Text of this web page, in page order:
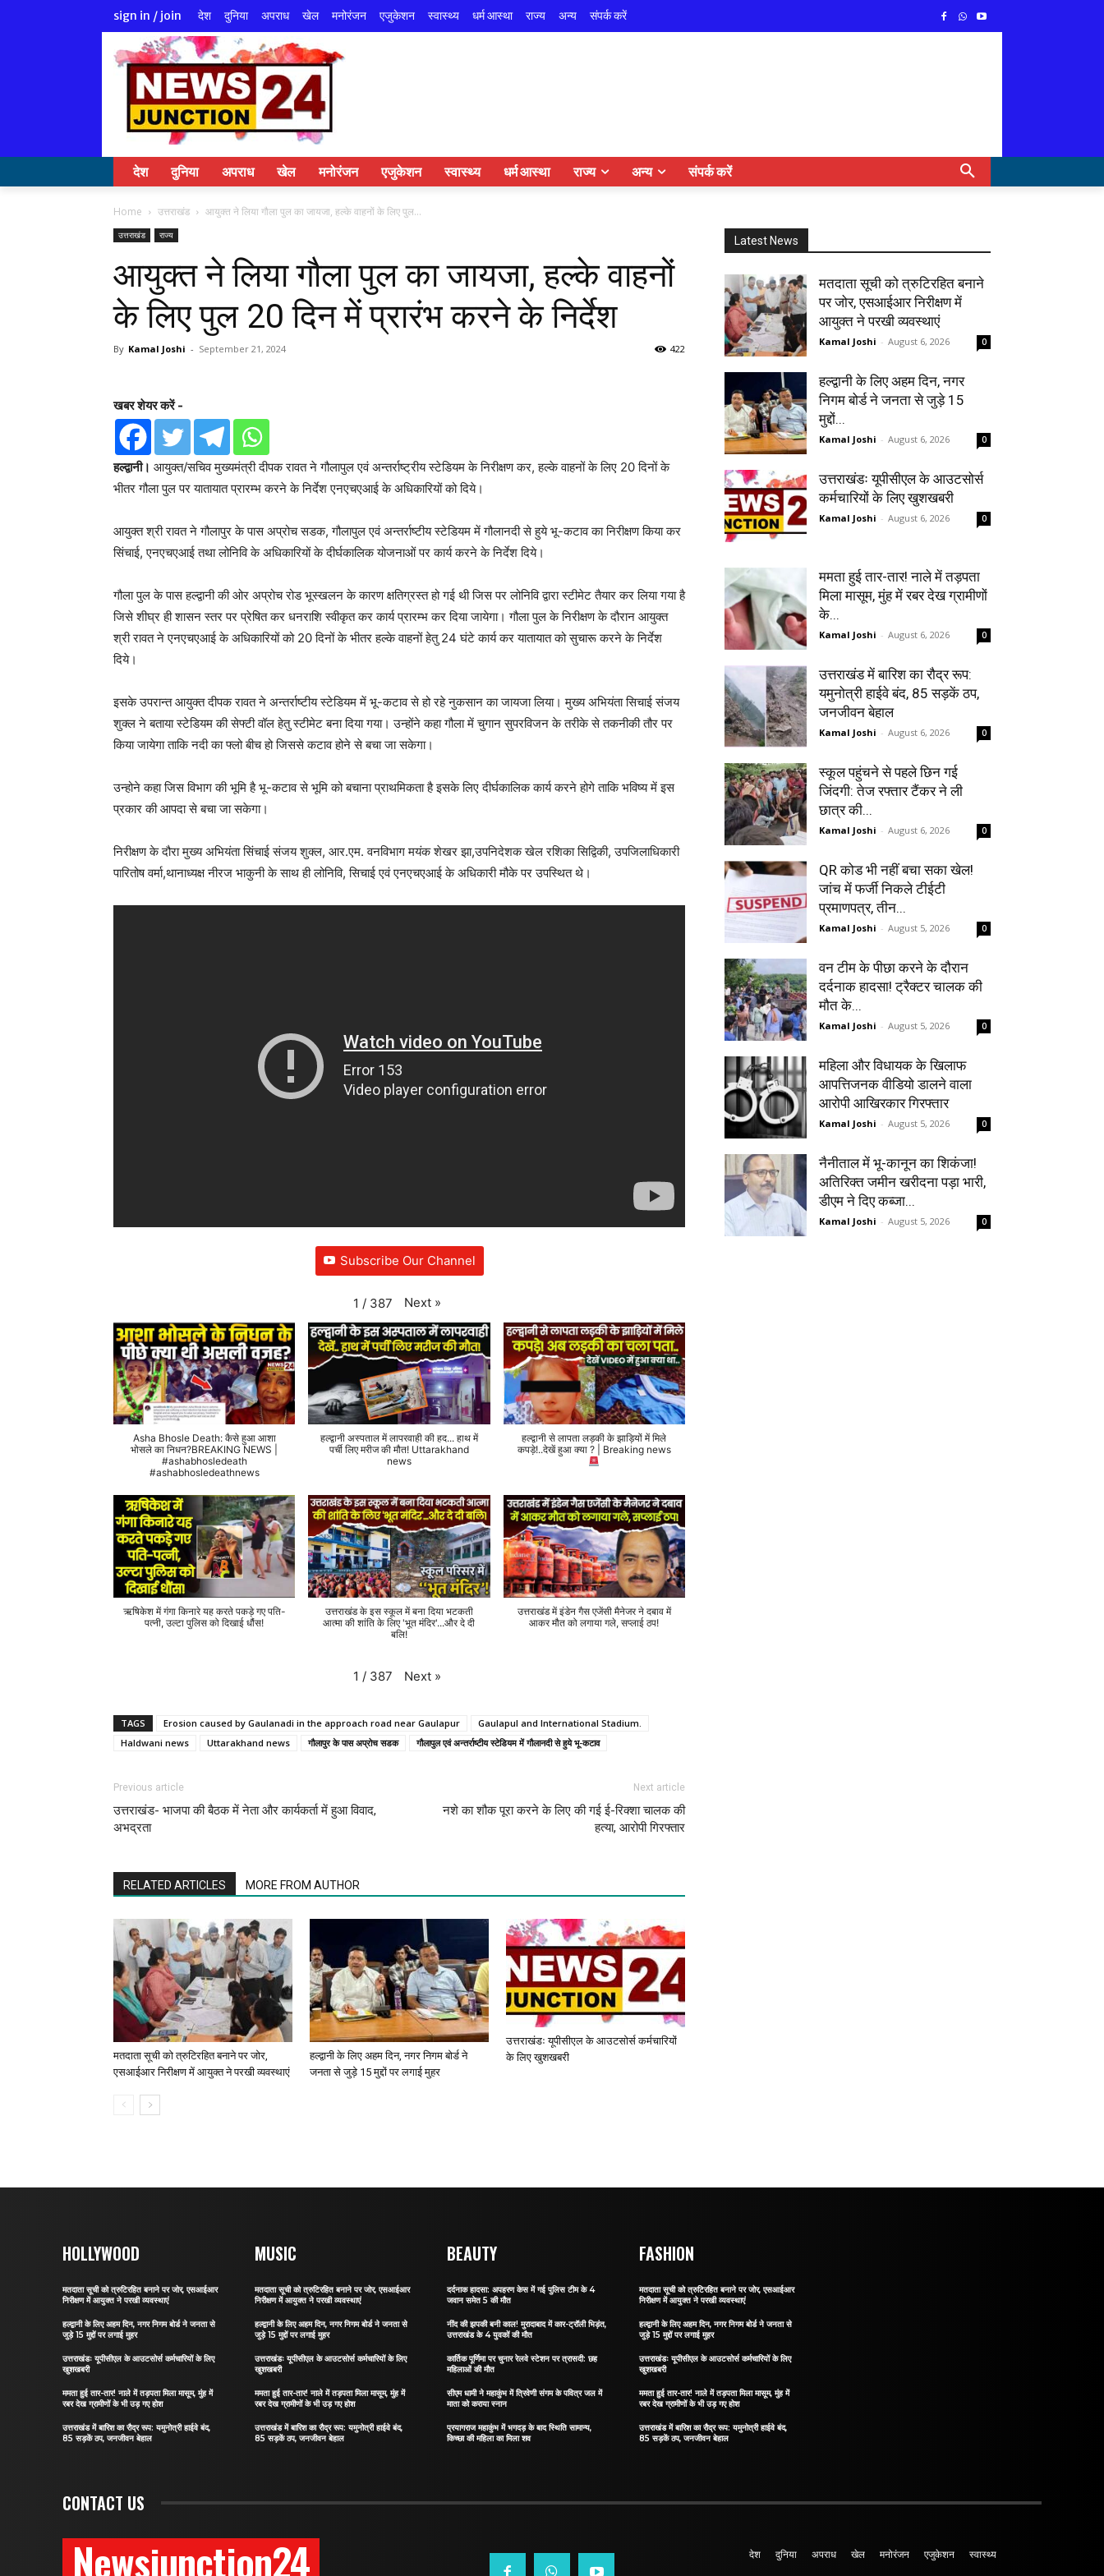
sign in / join देश दुनिया अपराध खेल मनोरंजन एजुकेशन स्वास्थ्य धर्म आस्था राज्य अन्य संपर्क करें
देश दुनिया अपराध खेल मनोरंजन एजुकेशन स्वास्थ्य धर्म आस्था राज्य अन्य संपर्क करें
Home उत्तराखंड आयुक्त ने लिया गौला पुल का जायजा, हल्के वाहनों के लिए पुल...
उत्तराखंड राज्य
आयुक्त ने लिया गौला पुल का जायजा, हल्के वाहनों
के लिए पुल 20 दिन में प्रारंभ करने के निर्देश
By Kamal Joshi - September 21, 2024 422
खबर शेयर करें -
हल्द्वानी। आयुक्त/सचिव मुख्यमंत्री दीपक रावत ने गौलापुल एवं अन्तर्राष्ट्रीय स्टेडियम के निरीक्षण कर, हल्के वाहनों के लिए 20 दिनों के
भीतर गौला पुल पर यातायात प्रारम्भ करने के निर्देश एनएचएआई के अधिकारियों को दिये।
आयुक्त श्री रावत ने गौलापुर के पास अप्रोच सडक, गौलापुल एवं अन्तर्राष्टीय स्टेडियम में गौलानदी से हुये भू-कटाव का निरीक्षण किया कर
सिंचाई, एनएचएआई तथा लोनिवि के अधिकारियों के दीर्घकालिक योजनाओं पर कार्य करने के निर्देश दिये।
गौला पुल के पास हल्द्वानी की ओर अप्रोच रोड भूस्खलन के कारण क्षतिग्रस्त हो गई थी जिस पर लोनिवि द्वारा स्टीमेट तैयार कर लिया गया है
जिसे शीघ्र ही शासन स्तर पर प्रेषित कर धनराशि स्वीकृत कर कार्य प्रारम्भ कर दिया जायेगा। गौला पुल के निरीक्षण के दौरान आयुक्त
श्री रावत ने एनएचएआई के अधिकारियों को 20 दिनों के भीतर हल्के वाहनों हेतु 24 घंटे कार्य कर यातायात को सुचारू करने के निर्देश
दिये।
इसके उपरान्त आयुक्त दीपक रावत ने अन्तर्राष्टीय स्टेडियम में भू-कटाव से हो रहे नुकसान का जायजा लिया। मुख्य अभियंता सिचाई संजय
शुक्ल ने बताया स्टेडियम की सेफ्टी वॉल हेतु स्टीमेट बना दिया गया। उन्होंने कहा गौला में चुगान सुपरविजन के तरीके से तकनीकी तौर पर
किया जायेगा ताकि नदी का फ्लो बीच हो जिससे कटाव होने से बचा जा सकेगा।
उन्होने कहा जिस विभाग की भूमि है भू-कटाव से भूमि को बचाना प्राथमिकता है इसके लिए दीर्घकालिक कार्य करने होगे ताकि भविष्य में इस
प्रकार की आपदा से बचा जा सकेगा।
निरीक्षण के दौरा मुख्य अभियंता सिंचाई संजय शुक्ल, आर.एम. वनविभाग मयंक शेखर झा,उपनिदेशक खेल रशिका सिद्विकी, उपजिलाधिकारी
पारितोष वर्मा,थानाध्यक्ष नीरज भाकुनी के साथ ही लोनिवि, सिचाई एवं एनएचएआई के अधिकारी मौके पर उपस्थित थे।
Subscribe Our Channel
1 / 387 Next »
Asha Bhosle Death: कैसे हुआ आशा
भोसले का निधन?BREAKING NEWS |
#ashabhosledeath
#ashabhosledeathnews
हल्द्वानी अस्पताल में लापरवाही की हद... हाथ में
पर्ची लिए मरीज की मौत! Uttarakhand
news
हल्द्वानी से लापता लड़की के झाड़ियों में मिले
कपड़े!..देखें हुआ क्या ? | Breaking news
ऋषिकेश में गंगा किनारे यह करते पकड़े गए पति-
पत्नी, उल्टा पुलिस को दिखाई धौंस!
उत्तराखंड के इस स्कूल में बना दिया भटकती
आत्मा की शांति के लिए 'भूत मंदिर'...और दे दी
बलि!
उत्तराखंड में इंडेन गैस एजेंसी मैनेजर ने दबाव में
आकर मौत को लगाया गले, सप्लाई ठप!
1 / 387 Next »
TAGS Erosion caused by Gaulanadi in the approach road near Gaulapur
Gaulapul and International Stadium.
Haldwani news
Uttarakhand news गौलापुर के पास अप्रोच सडक गौलापुल एवं अन्तर्राष्टीय स्टेडियम में गौलानदी से हुये भू-कटाव
Previous article
उत्तराखंड- भाजपा की बैठक में नेता और कार्यकर्ता में हुआ विवाद,
अभद्रता
Next article
नशे का शौक पूरा करने के लिए की गई ई-रिक्शा चालक की
हत्या, आरोपी गिरफ्तार
RELATED ARTICLES MORE FROM AUTHOR
मतदाता सूची को त्रुटिरहित बनाने पर जोर,
एसआईआर निरीक्षण में आयुक्त ने परखी व्यवस्थाएं
हल्द्वानी के लिए अहम दिन, नगर निगम बोर्ड ने
जनता से जुड़े 15 मुद्दों पर लगाई मुहर
उत्तराखंडः यूपीसीएल के आउटसोर्स कर्मचारियों
के लिए खुशखबरी
Latest News
मतदाता सूची को त्रुटिरहित बनाने
पर जोर, एसआईआर निरीक्षण में
आयुक्त ने परखी व्यवस्थाएं
Kamal Joshi - August 6, 2026 0
हल्द्वानी के लिए अहम दिन, नगर
निगम बोर्ड ने जनता से जुड़े 15
मुद्दों...
Kamal Joshi - August 6, 2026 0
उत्तराखंडः यूपीसीएल के आउटसोर्स
कर्मचारियों के लिए खुशखबरी
Kamal Joshi - August 6, 2026 0
ममता हुई तार-तार! नाले में तड़पता
मिला मासूम, मुंह में रबर देख ग्रामीणों
के...
Kamal Joshi - August 6, 2026 0
उत्तराखंड में बारिश का रौद्र रूप:
यमुनोत्री हाईवे बंद, 85 सड़कें ठप,
जनजीवन बेहाल
Kamal Joshi - August 6, 2026 0
स्कूल पहुंचने से पहले छिन गई
जिंदगी: तेज रफ्तार टैंकर ने ली
छात्र की...
Kamal Joshi - August 6, 2026 0
QR कोड भी नहीं बचा सका खेल!
जांच में फर्जी निकले टीईटी
प्रमाणपत्र, तीन...
Kamal Joshi - August 5, 2026 0
वन टीम के पीछा करने के दौरान
दर्दनाक हादसा! ट्रैक्टर चालक की
मौत के...
Kamal Joshi - August 5, 2026 0
महिला और विधायक के खिलाफ
आपत्तिजनक वीडियो डालने वाला
आरोपी आखिरकार गिरफ्तार
Kamal Joshi - August 5, 2026 0
नैनीताल में भू-कानून का शिकंजा!
अतिरिक्त जमीन खरीदना पड़ा भारी,
डीएम ने दिए कब्जा...
Kamal Joshi - August 5, 2026 0
HOLLYWOOD
मतदाता सूची को त्रुटिरहित बनाने पर जोर, एसआईआर
निरीक्षण में आयुक्त ने परखी व्यवस्थाएं
हल्द्वानी के लिए अहम दिन, नगर निगम बोर्ड ने जनता से
जुड़े 15 मुद्दों पर लगाई मुहर
उत्तराखंडः यूपीसीएल के आउटसोर्स कर्मचारियों के लिए
खुशखबरी
ममता हुई तार-तार! नाले में तड़पता मिला मासूम, मुंह में
रबर देख ग्रामीणों के भी उड़ गए होश
उत्तराखंड में बारिश का रौद्र रूप: यमुनोत्री हाईवे बंद,
85 सड़कें ठप, जनजीवन बेहाल
MUSIC
मतदाता सूची को त्रुटिरहित बनाने पर जोर, एसआईआर
निरीक्षण में आयुक्त ने परखी व्यवस्थाएं
हल्द्वानी के लिए अहम दिन, नगर निगम बोर्ड ने जनता से
जुड़े 15 मुद्दों पर लगाई मुहर
उत्तराखंडः यूपीसीएल के आउटसोर्स कर्मचारियों के लिए
खुशखबरी
ममता हुई तार-तार! नाले में तड़पता मिला मासूम, मुंह में
रबर देख ग्रामीणों के भी उड़ गए होश
उत्तराखंड में बारिश का रौद्र रूप: यमुनोत्री हाईवे बंद,
85 सड़कें ठप, जनजीवन बेहाल
BEAUTY
दर्दनाक हादसा: अपहरण केस में गई पुलिस टीम के 4
जवान समेत 5 की मौत
नींद की झपकी बनी काल! मुरादाबाद में कार-ट्रॉली भिड़ंत,
उत्तराखंड के 4 युवकों की मौत
कार्तिक पूर्णिमा पर चुनार रेलवे स्टेशन पर त्रासदी: छह
महिलाओं की मौत
सीएम धामी ने महाकुंभ में त्रिवेणी संगम के पवित्र जल में
माता को कराया स्नान
प्रयागराज महाकुंभ में भगदड़ के बाद स्थिति सामान्य,
किच्छा की महिला का मिला शव
FASHION
मतदाता सूची को त्रुटिरहित बनाने पर जोर, एसआईआर
निरीक्षण में आयुक्त ने परखी व्यवस्थाएं
हल्द्वानी के लिए अहम दिन, नगर निगम बोर्ड ने जनता से
जुड़े 15 मुद्दों पर लगाई मुहर
उत्तराखंडः यूपीसीएल के आउटसोर्स कर्मचारियों के लिए
खुशखबरी
ममता हुई तार-तार! नाले में तड़पता मिला मासूम, मुंह में
रबर देख ग्रामीणों के भी उड़ गए होश
उत्तराखंड में बारिश का रौद्र रूप: यमुनोत्री हाईवे बंद,
85 सड़कें ठप, जनजीवन बेहाल
CONTACT US
Newsjunction24 देश दुनिया अपराध खेल मनोरंजन एजुकेशन स्वास्थ्य